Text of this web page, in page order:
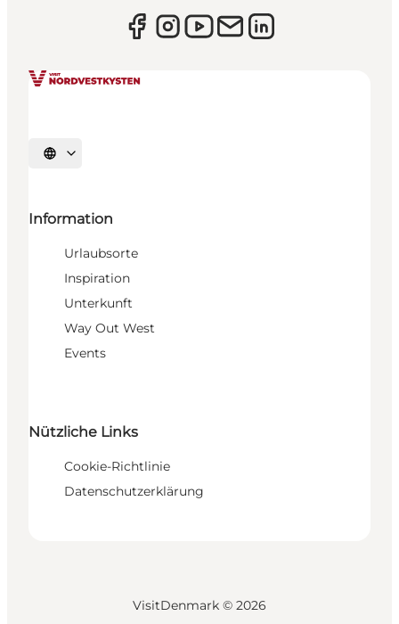
Sprache auswählen
Information
Urlaubsorte
Inspiration
Unterkunft
Way Out West
Events
Nützliche Links
Cookie-Richtlinie
Datenschutzerklärung
VisitDenmark © 2026